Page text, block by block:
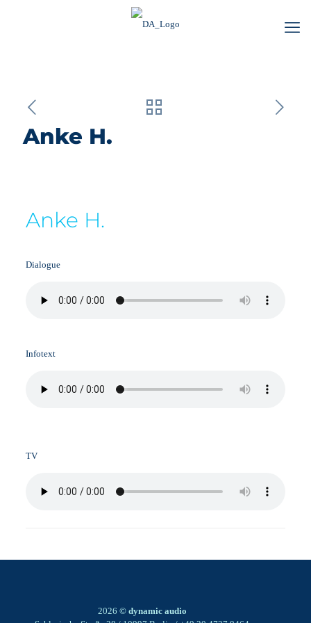
Anke H.
Anke H.
Dialogue
Infotext
TV
2026 © dynamic audio